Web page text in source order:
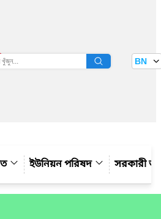
তথ্য বাতায়ন BN
ইউনিয়ন পরিষদ সরকারী